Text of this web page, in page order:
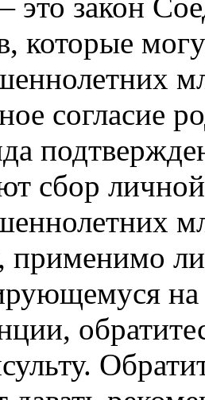
которые
согласие
сбор
применимо